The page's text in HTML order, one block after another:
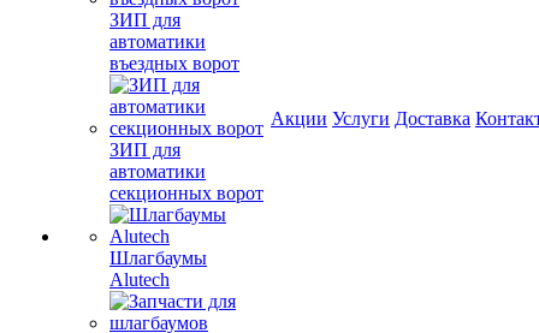
ЗИП для
автоматики
въездных ворот
ЗИП для
автоматики
секционных ворот
Шлагбаумы
Alutech
Акции Услуги Доставка